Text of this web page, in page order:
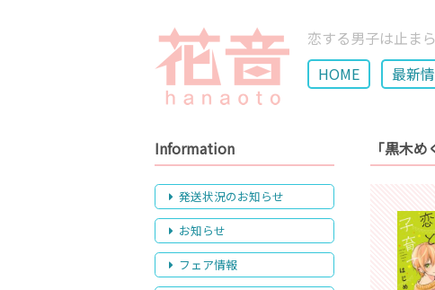
恋する男子は止ま
HOME
最新
「黒木
Information
発送状況のお知らせ
お知らせ
フェア情報